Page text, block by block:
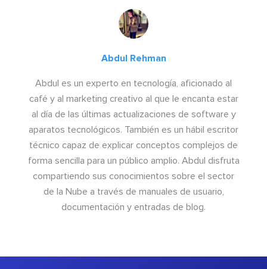
Abdul Rehman
Abdul es un experto en tecnología, aficionado al
café y al marketing creativo al que le encanta estar
al día de las últimas actualizaciones de software y
aparatos tecnológicos. También es un hábil escritor
técnico capaz de explicar conceptos complejos de
forma sencilla para un público amplio. Abdul disfruta
compartiendo sus conocimientos sobre el sector
de la Nube a través de manuales de usuario,
documentación y entradas de blog.